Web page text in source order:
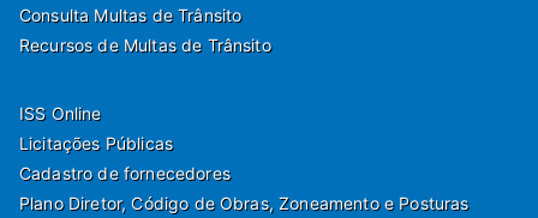
Consulta Multas de Trânsito
Recursos de Multas de Trânsito
ISS Online
Licitações Públicas
Cadastro de fornecedores
Plano Diretor, Código de Obras, Zoneamento e Posturas